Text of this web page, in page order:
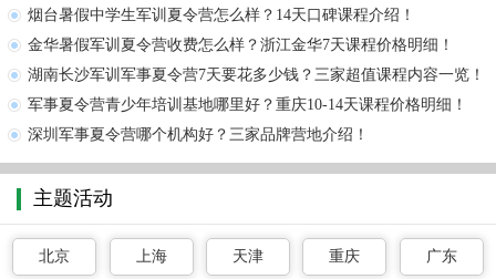
烟台暑假中学生军训夏令营怎么样？14天口碑课程介绍！
金华暑假军训夏令营收费怎么样？浙江金华7天课程价格明细！
湖南长沙军训军事夏令营7天要花多少钱？三家超值课程内容一览！
军事夏令营青少年培训基地哪里好？重庆10-14天课程价格明细！
深圳军事夏令营哪个机构好？三家品牌营地介绍！
主题活动
北京 上海 天津 重庆 广东